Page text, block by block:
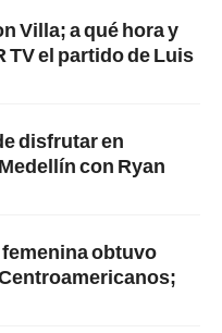
Villa; a qué hora y
TV el partido de Luis
disfrutar en
con Ryan
obtuvo